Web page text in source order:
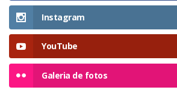
Instagram
YouTube
Galeria de fotos